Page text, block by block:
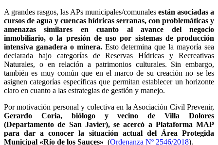
A grandes rasgos, las APs municipales/comunales están asociadas a
cursos de agua y cuencas hídricas serranas, con problemáticas y
amenazas similares en cuanto al avance del negocio
inmobiliario, o la presión de uso por sistemas de producción
intensiva ganadera o minera. Esto determina que la mayoría sea
declarada bajo categorías de Reservas Hídricas y Recreativas
Naturales, o en relación a patrimonios culturales. Sin embargo,
también es muy común que en el marco de su creación no se les
asignen categorías específicas que permitan establecer un horizonte
claro en cuanto a las estrategias de gestión y manejo.
Por motivación personal y colectiva en la Asociación Civil Prevenir,
Gerardo Coria, biólogo y vecino de Villa Dolores
(Departamento de San Javier), se acercó a Plataforma MAP
para dar a conocer la situación actual del Área Protegida
Municipal «Río de los Sauces» (Ordenanza Nº 2546/2018).